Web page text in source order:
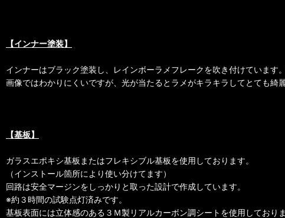
【インナー塗装】
インナーはブラック塗装し、レインボーラメフレークを吹き付けています
画像ではわかりにくいですが、光が当たるとラメがキラキラしてとても綺麗
【基板】
ガラスエポキシ基板またはフレキシブル基板を使用しております。
（インストール箇所により使い分けてます）
回路は安全マージンをしっかりと取った設計で作成しています。
※約３時間の試験点灯済みです。
基板表面には立体感のある３Ｍ製リアルカーボン調シートを使用しており